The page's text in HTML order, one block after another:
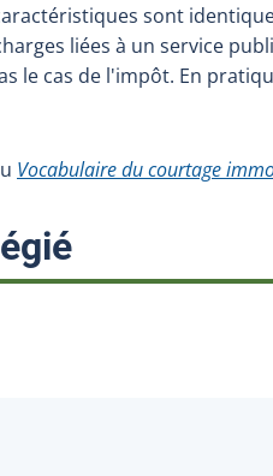
sont
liées à un service
le cas de l'impôt. En
Vocabulaire du courtage
: